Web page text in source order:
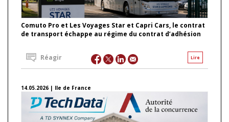
Comuto Pro et Les Voyages Star et Capri Cars, le contrat
de transport échappe au régime du contrat d’adhésion
Lire
Réagir
14.05.2026 | Ile de France